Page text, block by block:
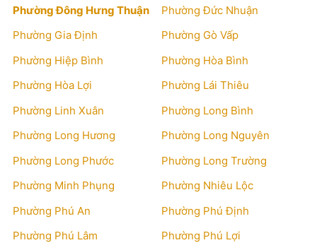
Phường Đông Hưng Thuận
Phường Đức Nhuận
Phường Gia Định
Phường Gò Vấp
Phường Hiệp Bình
Phường Hòa Bình
Phường Hòa Lợi
Phường Lái Thiêu
Phường Linh Xuân
Phường Long Bình
Phường Long Hương
Phường Long Nguyên
Phường Long Phước
Phường Long Trường
Phường Minh Phụng
Phường Nhiêu Lộc
Phường Phú An
Phường Phú Định
Phường Phú Lâm
Phường Phú Lợi